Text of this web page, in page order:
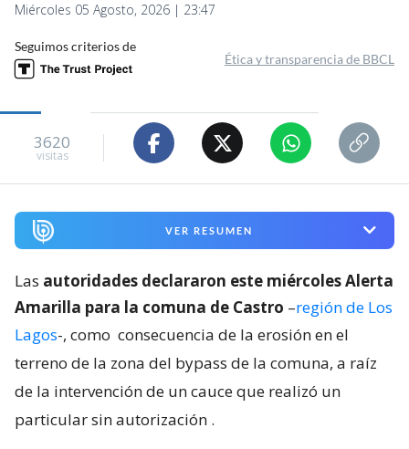
Miércoles 05 Agosto, 2026 | 23:47
Seguimos criterios de
Ética y transparencia de BBCL
3620
visitas
VER RESUMEN
Las autoridades declararon este miércoles Alerta
Amarilla para la comuna de Castro –región de Los
Lagos-, como consecuencia de la erosión en el
terreno de la zona del bypass de la comuna, a raíz
de la intervención de un cauce que realizó un
particular sin autorización .